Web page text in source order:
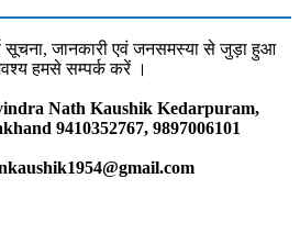
सूचना, जानकारी एवं जनसमस्या से जुड़ा हुआ
हमसे सम्पर्क करें ।
Nath Kaushik Kedarpuram,
9410352767, 9897006101